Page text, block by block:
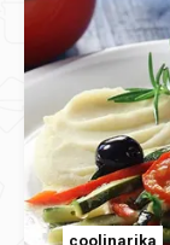
coolinarika